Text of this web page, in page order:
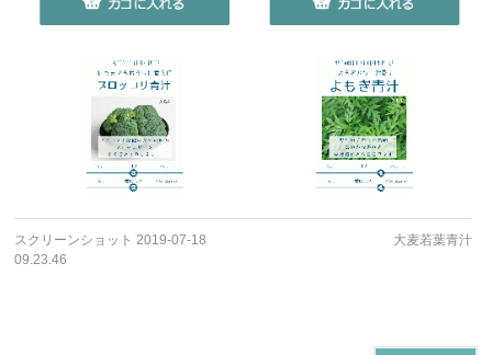
スクリーンショット 2019-07-18
09.23.46
大麦若葉青汁